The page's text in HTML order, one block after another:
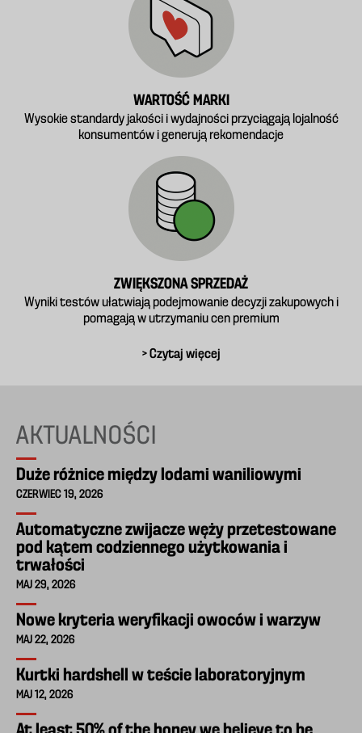
WARTOŚĆ MARKI
Wysokie standardy jakości i wydajności przyciągają lojalność
konsumentów i generują rekomendacje
ZWIĘKSZONA SPRZEDAŻ
Wyniki testów ułatwiają podejmowanie decyzji zakupowych i
pomagają w utrzymaniu cen premium
> Czytaj więcej
AKTUALNOŚCI
Duże różnice między lodami waniliowymi
CZERWIEC 19, 2026
Automatyczne zwijacze węży przetestowane
pod kątem codziennego użytkowania i
trwałości
MAJ 29, 2026
Nowe kryteria weryfikacji owoców i warzyw
MAJ 22, 2026
Kurtki hardshell w teście laboratoryjnym
MAJ 12, 2026